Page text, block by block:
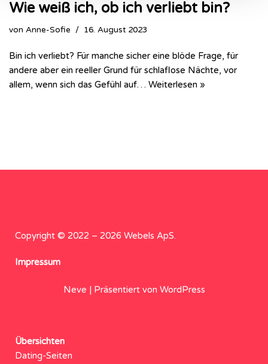
Wie weiß ich, ob ich verliebt bin?
von Anne-Sofie 16. August 2023
Bin ich verliebt? Für manche sicher eine blöde Frage, für
andere aber ein reeller Grund für schlaflose Nächte, vor
allem, wenn sich das Gefühl auf… Weiterlesen »
Copyright © 2022 – 2026 Webels ApS.
Impressum
Neve | Präsentiert von WordPress
Übersichten
Dating-Seiten